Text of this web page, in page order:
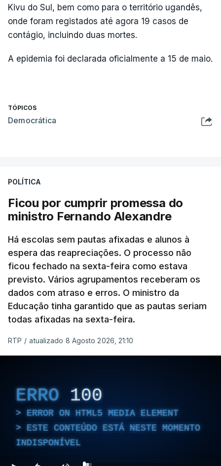
Kivu do Sul, bem como para o território ugandês,
onde foram registados até agora 19 casos de
contágio, incluindo duas mortes.
A epidemia foi declarada oficialmente a 15 de maio.
TÓPICOS
Democrática
POLÍTICA
Ficou por cumprir promessa do
ministro Fernando Alexandre
Há escolas sem pautas afixadas e alunos à
espera das reapreciações. O processo não
ficou fechado na sexta-feira como estava
previsto. Vários agrupamentos receberam os
dados com atraso e erros. O ministro da
Educação tinha garantido que as pautas seriam
todas afixadas na sexta-feira.
RTP / atualizado 8 Agosto 2026, 21:10
ERRO 100
ERROR ON HTML5 MEDIA ELEMENT
ESTE CONTEÚDO ESTÁ NESTE MOMENTO
INDISPONÍVEL